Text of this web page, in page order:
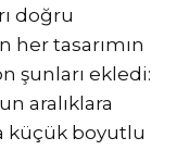
doğru
her tasarımın
şunları ekledi:
aralıklara
küçük boyutlu